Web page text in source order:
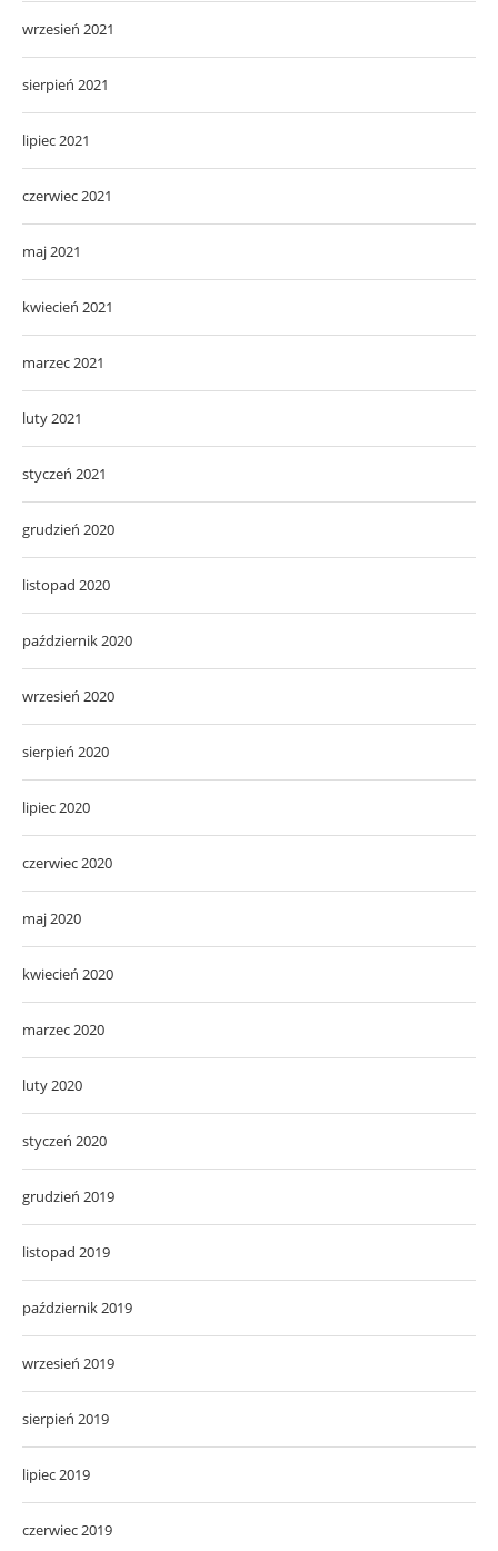
wrzesień 2021
sierpień 2021
lipiec 2021
czerwiec 2021
maj 2021
kwiecień 2021
marzec 2021
luty 2021
styczeń 2021
grudzień 2020
listopad 2020
październik 2020
wrzesień 2020
sierpień 2020
lipiec 2020
czerwiec 2020
maj 2020
kwiecień 2020
marzec 2020
luty 2020
styczeń 2020
grudzień 2019
listopad 2019
październik 2019
wrzesień 2019
sierpień 2019
lipiec 2019
czerwiec 2019